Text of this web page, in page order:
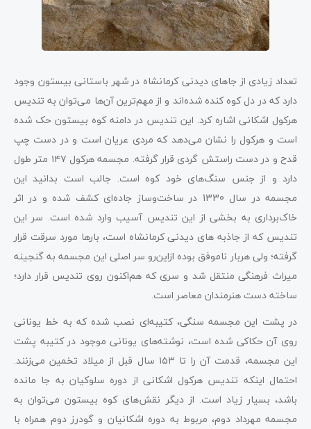
تعداد زیادی از جاهای دیدنی کرمانشاه در شهر باستانی بیستون وجود
دارد که در دل کوه کنده شده‌اند و از مهم‌ترین آن‌ها می‌توان به تندیس
هرکول اشکانی اشاره کرد. این تندیس در دامنه کوه بیستون حک شده
است و هرکول را‌ نشان می‌دهد که مردی عریان است و در دست چپ
قدح و در دست راستش گردی قرار گرفته. مجسمه هرکول ۱۴۷ متر طول
دارد و از جنس سنگ‌های خود کوه است. جالب است بدانید این
مجسمه در سال 1330 در ساخت‌وساز جاده‌ای کشف شده و در اثر
خاک‌برداری به بخشی از این تندیس آسیب وارد شده است. سر این
تندیس که از جاذبه‌ های دیدنی کرمانشاه است، بارها مورد سرقت قرار
گرفته؛ ولی هربار ناموفق بوده ازاین‌رو‌ سر اصلی این مجسمه به گنجینه
میراث فرهنگی منتقل شد و سری که هم‌اکنون روی تندیس قرار دارد؛
ساخته دست هنرمندان معاصر است.
در پشت این مجسمه سنگی، کتیبه‌ای نصب شده که به خط یونانی
روی آن حکاکی شده است، نوشته‌های یونانی موجود در کتیبه پشت
این مجسمه، قدمت آن را تا ۱۵۳ سال قبل از میلاد تخمین می‌زنند.
احتمال اینکه تندیس هرکول اشکانی از دوره سلوکیان به‌ جا مانده
باشد، بسیار زیاد است. از دیگر نقش‌های کوه بیستون می‌توان به
مجسمه مهرداد دوم، مربوط به دوره اشکانیان و گودرز دوم همراه با